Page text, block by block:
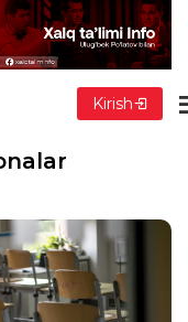
Kirish